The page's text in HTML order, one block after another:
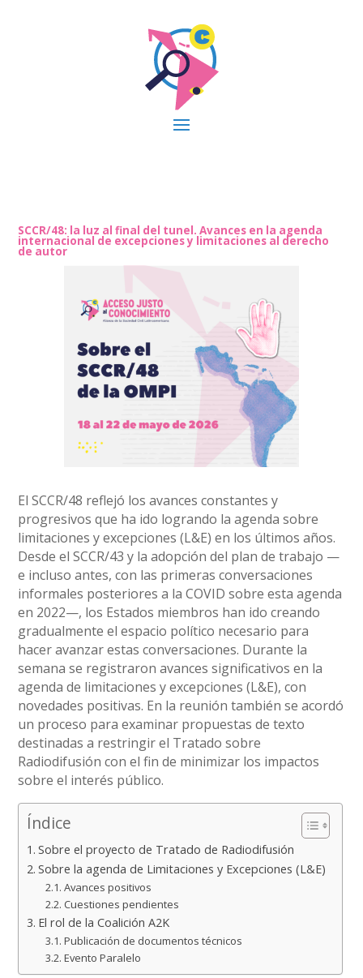
SCCR/48: la luz al final del tunel. Avances en la agenda
internacional de excepciones y limitaciones al derecho
de autor
El SCCR/48 reflejó los avances constantes y
progresivos que ha ido logrando la agenda sobre
limitaciones y excepciones (L&E) en los últimos años.
Desde el SCCR/43 y la adopción del plan de trabajo —
e incluso antes, con las primeras conversaciones
informales posteriores a la COVID sobre esta agenda
en 2022—, los Estados miembros han ido creando
gradualmente el espacio político necesario para
hacer avanzar estas conversaciones. Durante la
semana se registraron avances significativos en la
agenda de limitaciones y excepciones (L&E), con
novedades positivas. En la reunión también se acordó
un proceso para examinar propuestas de texto
destinadas a restringir el Tratado sobre
Radiodifusión con el fin de minimizar los impactos
sobre el interés público.
Índice
Sobre el proyecto de Tratado de Radiodifusión
Sobre la agenda de Limitaciones y Excepciones (L&E)
Avances positivos
Cuestiones pendientes
El rol de la Coalición A2K
Publicación de documentos técnicos
Evento Paralelo